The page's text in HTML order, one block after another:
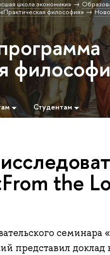
школа экономики»
философия»
Студентам
the
семинара
представил доклад